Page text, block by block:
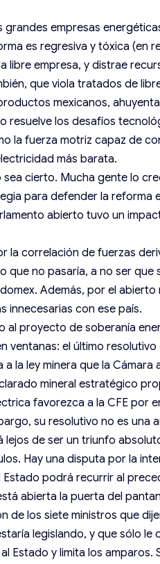
grandes empresas
es regresiva y tóxica (en
libre empresa, y distrae
que viola tratados de
mexicanos,
resuelve los desafíos
la fuerza motriz capaz de
más barata.
cierto. Mucha gente lo
para defender la reforma
abierto tuvo un
la correlación de fuerzas
que no pasaría, a no ser que
Además, por el abierto
innecesarias con ese país.
al proyecto de soberanía
ventanas: el último
a la ley minera que la
mineral estratégico
favorezca a la CFE por
su resolutivo no es
de ser un triunfo
Hay una disputa por la
Estado podrá recurrir al
abierta la puerta del
de los siete ministros que
legislando, y que sólo le
Estado y limita los amparos.